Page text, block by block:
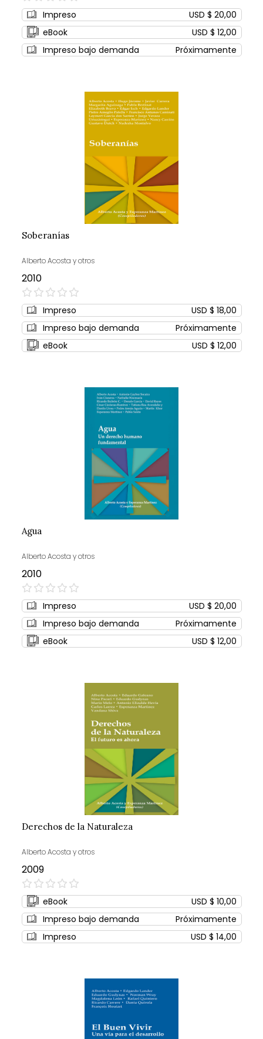
0%
Impreso
USD $ 20,00
eBook
USD $ 12,00
Impreso bajo demanda
Próximamente
Soberanías
Alberto Acosta y otros
2010
0%
Impreso
USD $ 18,00
Impreso bajo demanda
Próximamente
eBook
USD $ 12,00
Agua
Alberto Acosta y otros
2010
0%
Impreso
USD $ 20,00
Impreso bajo demanda
Próximamente
eBook
USD $ 12,00
Derechos de la Naturaleza
Alberto Acosta y otros
2009
0%
eBook
USD $ 10,00
Impreso bajo demanda
Próximamente
Impreso
USD $ 14,00